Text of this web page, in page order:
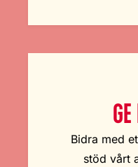
Bidra med
stöd vårt